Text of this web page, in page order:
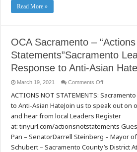
Read More »
OCA Sacramento –
Statements”Sacramento
Response to Anti-Asian Hate
March 19, 2021 Comments Offon
Sacramento
–
“Actions
Leadership’s
Response
to
Anti-
Asian
ACTIONS NOT STATEMENTS:
to Anti-Asian HateJoin us to speak out on
and hear from local Leaders Register
at: tinyurl.com/actionsnotstatements
Pan – SenatorDarrell Steinberg – Mayor
Schubert – Sacramento County’s District